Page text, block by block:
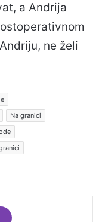
a Andrija
ne želi
Na granici